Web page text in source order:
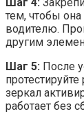
тем, чтобы
водителю.
другим
Шаг 5: После
зеркал
работает без